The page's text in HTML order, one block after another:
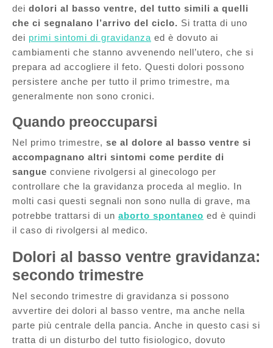
dei dolori al basso ventre, del tutto simili a quelli
che ci segnalano l’arrivo del ciclo. Si tratta di uno
dei primi sintomi di gravidanza ed è dovuto ai
cambiamenti che stanno avvenendo nell’utero, che si
prepara ad accogliere il feto. Questi dolori possono
persistere anche per tutto il primo trimestre, ma
generalmente non sono cronici.
Quando preoccuparsi
Nel primo trimestre, se al dolore al basso ventre si
accompagnano altri sintomi come perdite di
sangue conviene rivolgersi al ginecologo per
controllare che la gravidanza proceda al meglio. In
molti casi questi segnali non sono nulla di grave, ma
potrebbe trattarsi di un aborto spontaneo ed è quindi
il caso di rivolgersi al medico.
Dolori al basso ventre gravidanza:
secondo trimestre
Nel secondo trimestre di gravidanza si possono
avvertire dei dolori al basso ventre, ma anche nella
parte più centrale della pancia. Anche in questo casi si
tratta di un disturbo del tutto fisiologico, dovuto